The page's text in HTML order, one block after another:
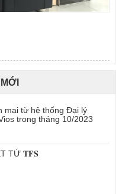
mại từ hệ thống Đại lý
trong tháng 10/2023
TỪ 𝐓𝐅𝐒